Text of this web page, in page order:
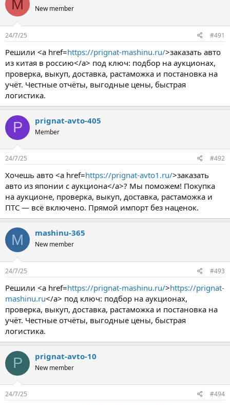
M New member
24/7/25 #491
Решили <a href=https://prignat-mashinu.ru/>заказать авто
из китая в россию</a> под ключ: подбор на аукционах,
проверка, выкуп, доставка, растаможка и постановка на
учёт. Честные отчёты, выгодные цены, быстрая
логистика.
P prignat-avto-405
Member
24/7/25 #492
Хочешь авто <a href=https://prignat-avto1.ru/>заказать
авто из японии с аукциона</a>? Мы поможем! Покупка
на аукционе, проверка, выкуп, доставка, растаможка и
ПТС — всё включено. Прямой импорт без наценок.
M mashinu-365
New member
24/7/25 #493
Решили <a href=https://prignat-mashinu.ru/>https://prignat-
mashinu.ru</a> под ключ: подбор на аукционах,
проверка, выкуп, доставка, растаможка и постановка на
учёт. Честные отчёты, выгодные цены, быстрая
логистика.
P prignat-avto-10
New member
24/7/25 #494